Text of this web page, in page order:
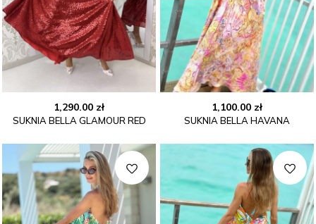
1,290.00 zł
SUKNIA BELLA GLAMOUR RED
1,100.00 zł
SUKNIA BELLA HAVANA